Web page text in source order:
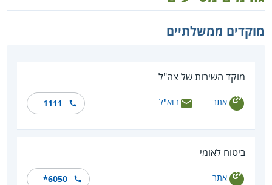
מוקדים ממשלתיים
מוקד השירות של צה"ל
אתר דוא"ל 1111
ביטוח לאומי
אתר *6050